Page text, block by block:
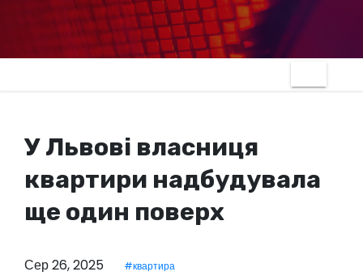
к
У Львові власниця
квартири надбудувала
ще один поверх
Сер 26, 2025 #квартира